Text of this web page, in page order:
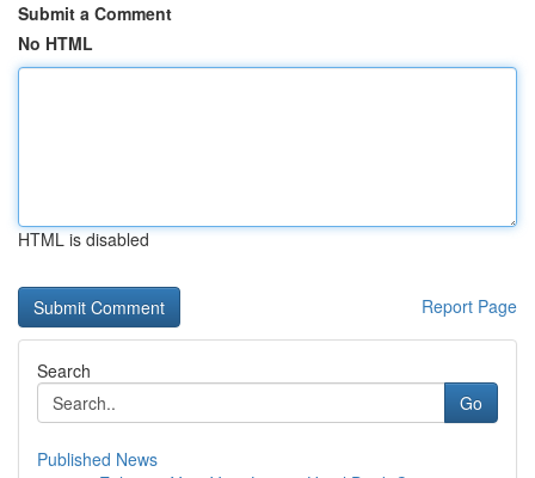
Submit a Comment
No HTML
HTML is disabled
Report Page
Search
Go
Published News